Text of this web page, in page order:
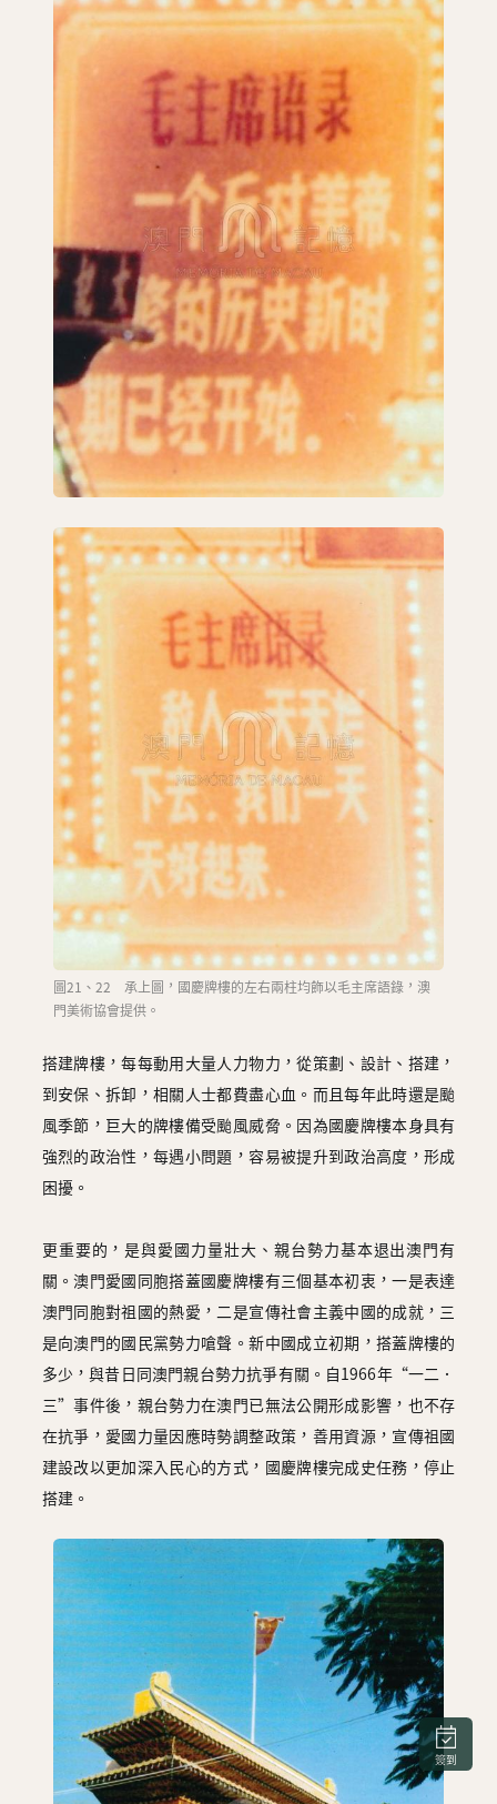
圖21、22 承上圖，國慶牌樓的左右兩柱均飾以毛主席語錄，澳
門美術協會提供。
搭建牌樓，每每動用大量人力物力，從策劃、設計、搭建，
到安保、拆卸，相關人士都費盡心血。而且每年此時還是颱
風季節，巨大的牌樓備受颱風威脅。因為國慶牌樓本身具有
強烈的政治性，每遇小問題，容易被提升到政治高度，形成
困擾。
更重要的，是與愛國力量壯大、親台勢力基本退出澳門有
關。澳門愛國同胞搭蓋國慶牌樓有三個基本初衷，一是表達
澳門同胞對祖國的熱愛，二是宣傳社會主義中國的成就，三
是向澳門的國民黨勢力嗆聲。新中國成立初期，搭蓋牌樓的
多少，與昔日同澳門親台勢力抗爭有關。自1966年“一二．
三”事件後，親台勢力在澳門已無法公開形成影響，也不存
在抗爭，愛國力量因應時勢調整政策，善用資源，宣傳祖國
建設改以更加深入民心的方式，國慶牌樓完成史任務，停止
搭建。
簽到